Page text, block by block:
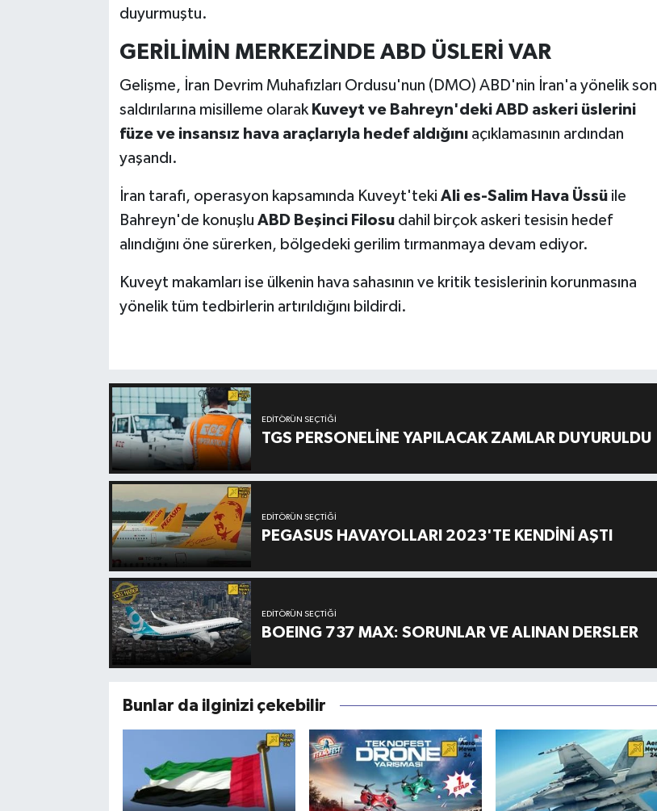
duyurmuştu.
GERİLİMİN MERKEZİNDE ABD ÜSLERİ VAR
Gelişme, İran Devrim Muhafızları Ordusu'nun (DMO) ABD'nin İran'a yönelik son
saldırılarına misilleme olarak Kuveyt ve Bahreyn'deki ABD askeri üslerini
füze ve insansız hava araçlarıyla hedef aldığınıaçıklamasının ardından
yaşandı.
İran tarafı, operasyon kapsamında Kuveyt'teki Ali es-Salim Hava Üssüile
Bahreyn'de konuşlu ABD Beşinci Filosudahil birçok askeri tesisin hedef
alındığını öne sürerken, bölgedeki gerilim tırmanmaya devam ediyor.
Kuveyt makamları ise ülkenin hava sahasının ve kritik tesislerinin korunmasına
yönelik tüm tedbirlerin artırıldığını bildirdi.
EDITÖRÜN SEÇTIĞI
TGS PERSONELİNE YAPILACAK ZAMLAR DUYURULDU
EDITÖRÜN SEÇTIĞI
PEGASUS HAVAYOLLARI 2023'TE KENDİNİ AŞTI
EDITÖRÜN SEÇTIĞI
BOEING 737 MAX: SORUNLAR VE ALINAN DERSLER
Bunlar da ilginizi çekebilir